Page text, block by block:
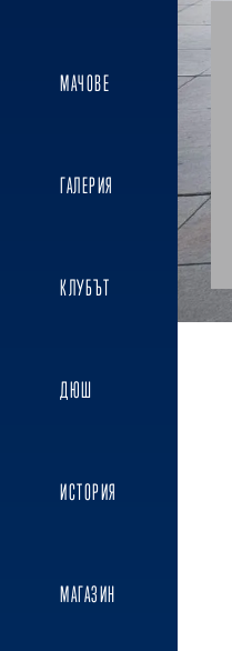
МАЧОВЕ
ГАЛЕРИЯ
КЛУБЪТ
ДЮШ
ИСТОРИЯ
МАГАЗИН